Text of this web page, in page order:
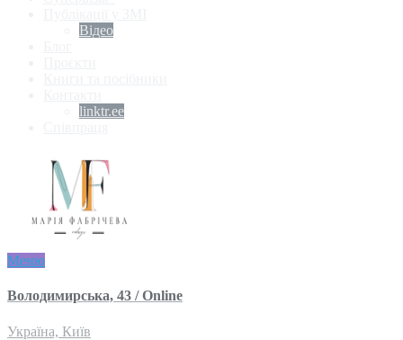
Відео
linktr.ee
Меню
Володимирська, 43 / Online
Україна, Київ